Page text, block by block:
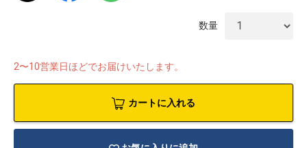
数量
2〜10営業日ほどでお届けいたします。
カートに入れる